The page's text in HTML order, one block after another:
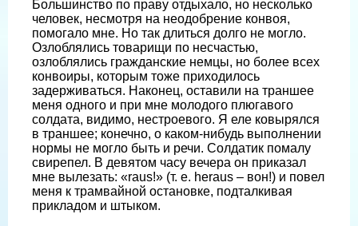
Большинство по праву отдыхало, но несколько
человек, несмотря на неодобрение конвоя,
помогало мне. Но так длиться долго не могло.
Озлоблялись товарищи по несчастью,
озлоблялись гражданские немцы, но более всех
конвоиры, которым тоже приходилось
задерживаться. Наконец, оставили на траншее
меня одного и при мне молодого плюгавого
солдата, видимо, нестроевого. Я еле ковырялся
в траншее; конечно, о каком-нибудь выполнении
нормы не могло быть и речи. Солдатик помалу
свирепел. В девятом часу вечера он приказал
мне вылезать: «raus!» (т. е. heraus – вон!) и повел
меня к трамвайной остановке, подталкивая
прикладом и штыком.